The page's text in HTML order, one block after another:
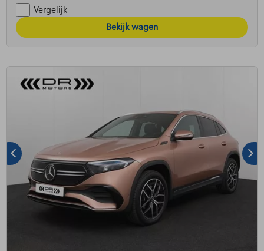
Vergelijk
Bekijk wagen